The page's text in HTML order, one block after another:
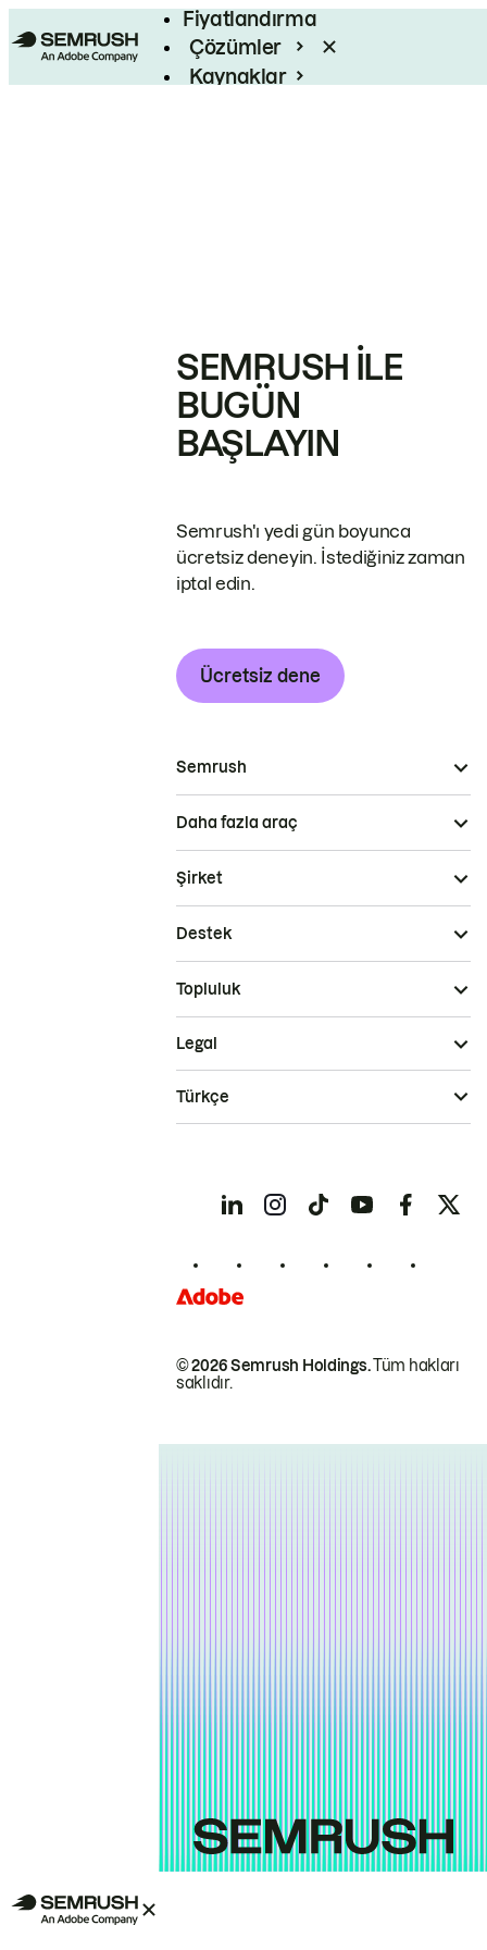
Fiyatlandırma
Çözümler
Kaynaklar
SEMRUSH ILE
BUGÜN
BAŞLAYIN
Semrush'ı yedi gün boyunca
ücretsiz deneyin. İstediğiniz zaman
iptal edin.
Ücretsiz dene
Semrush
Daha fazla araç
Şirket
Destek
Topluluk
© 2026 Semrush Holdings.Tüm hakları
saklıdır.
Legal
Türkçe